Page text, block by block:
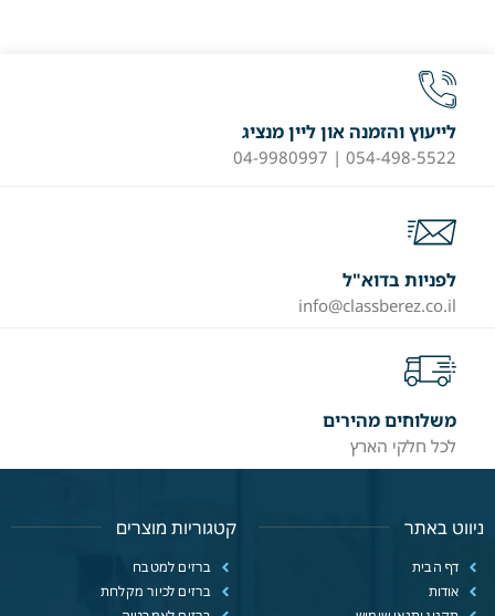
לייעוץ והזמנה און ליין מנציג
054-498-5522 | 04-9980997
לפניות בדוא"ל
info@classberez.co.il
משלוחים מהירים
לכל חלקי הארץ
ניווט באתר
דף הבית
אודות
קטגוריות מוצרים
ברזים למטבח
ברזים לכיור מקלחת